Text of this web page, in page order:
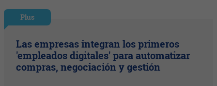
Plus
Las empresas integran los primeros
'empleados digitales' para automatizar
compras, negociación y gestión